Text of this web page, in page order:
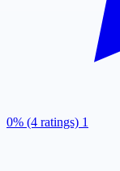
0% (4 ratings) 1